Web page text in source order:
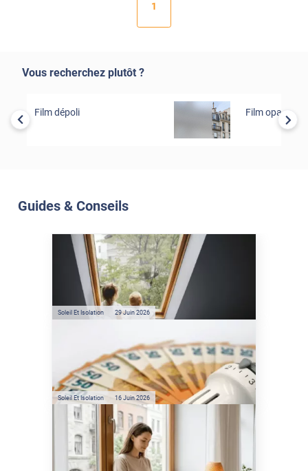
1
Vous recherchez plutôt ?
Film dépoli Film opaque
Guides & Conseils
Véranda et Velux : Comment
bloquer jusqu'à 80% de
l'énergie solaire sans
climatisation ?
Soleil Et Isolation 29 Juin 2026
Film anti-chaleur : quelles
sont les économies d’énergie
réelles ?
Soleil Et Isolation 16 Juin 2026
Préservez votre logement de
la chaleur : les conseils de
Jamy de C'est Pas Sorcier